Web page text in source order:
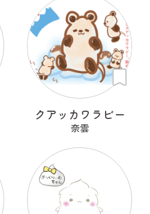
クアッカワラビー
奈雲